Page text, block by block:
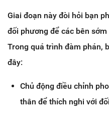
Giai đoạn này đòi hỏi bạn
đối phương để các bên
Trong quá trình đàm phán,
đây:
Chủ động điều chỉnh
thân để thích nghi với